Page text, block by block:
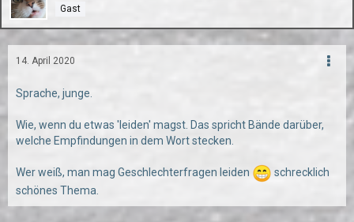
Gast
14. April 2020
Sprache, junge.
Wie, wenn du etwas 'leiden' magst. Das spricht Bände darüber,
welche Empfindungen in dem Wort stecken.
Wer weiß, man mag Geschlechterfragen leiden
schrecklich
schönes Thema.